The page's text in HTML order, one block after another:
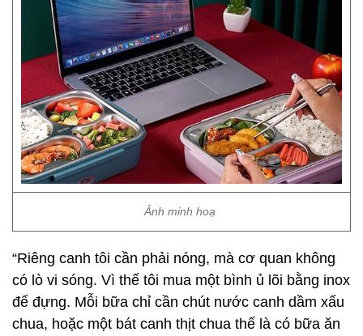
Ảnh minh hoạ
“Riêng canh tôi cần phải nóng, mà cơ quan không
có lò vi sóng. Vì thế tôi mua một bình ủ lõi bằng inox
để đựng. Mỗi bữa chỉ cần chút nước canh dầm xấu
chua, hoặc một bát canh thịt chua thế là có bữa ăn